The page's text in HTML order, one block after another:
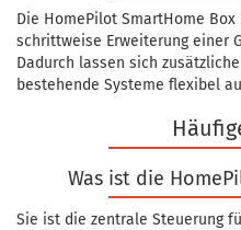
Die HomePilot SmartHome
schrittweise Erweiterung einer
Dadurch lassen sich
bestehende Systeme flexibel
Was ist die
Sie ist die zentrale Steuerung